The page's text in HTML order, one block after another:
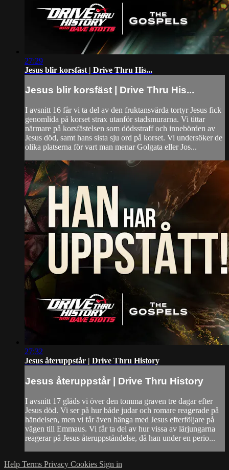
27:29
Jesus blir korsfäst | Drive Thru His...
Jesus blir korsfäst | Drive Thru His...
I avsnitt 16 får vi ta del av den fruktansvärda tortyr Jesus fick
genomlida på korset strax utanför stadsmurarna. Vi tittar
närmare på korsfästelsen som dödsstraff och innebörden av
Jesus död, samt hans sista sju ord på korset. Vi undersöker de
olika platserna för vart man menar Golgata eller Jos...
27:32
Jesus återuppstår | Drive Thru History
Jesus återuppstår | Drive Thru History
I avsnitt 17 gläds vi över den tomma graven tre dagar efter
Jesus död. Vi ser på hur både judar och romare reagerade på
händelsen, men vi får även hänga med Jesus efterföljare på
vägen till Emmaus. Vi får ta del av hur vissa av lärjungarna
reagerar på Jesus återuppståndelse, då han under en perio...
Help Terms Privacy Cookies Sign in